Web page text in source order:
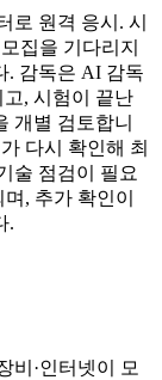
로 원격 응시. 시
집을 기다리지
. 감독은 AI 감독
, 시험이 끝난
개별 검토합니
다시 확인해 최
술 점검이 필요
, 추가 확인이
.
비·인터넷이 모